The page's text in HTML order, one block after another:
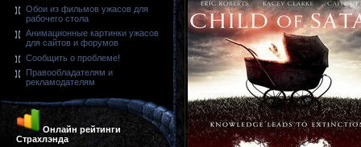
Обои из фильмов ужасов для
рабочего стола
Анимационные картинки ужасов
для сайтов и форумов
Сообщить о проблеме!
Правообладателям и
рекламодателям
Онлайн рейтинги
Страхлэнда